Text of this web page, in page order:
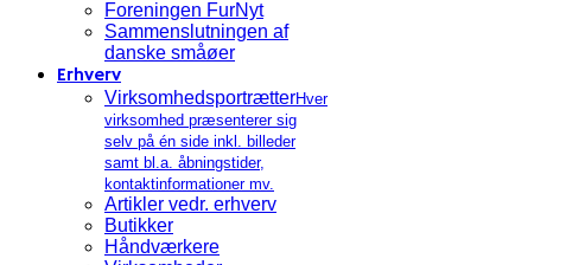
Foreningen FurNyt
Sammenslutningen af
danske småøer
Erhverv
VirksomhedsportrætterHver
virksomhed præsenterer sig
selv på én side inkl. billeder
samt bl.a. åbningstider,
kontaktinformationer mv.
Artikler vedr. erhverv
Butikker
Håndværkere